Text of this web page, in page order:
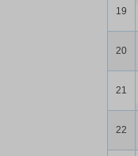
19
20
21
22